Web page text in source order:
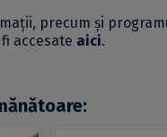
precum și
accesate aici.